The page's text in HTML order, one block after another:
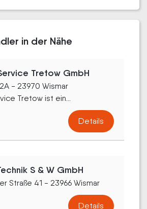
in der Nähe
Tretow GmbH
- 23970 Wismar
Tretow ist ein...
Details
S & W GmbH
Straße 41 - 23966 Wismar
Details